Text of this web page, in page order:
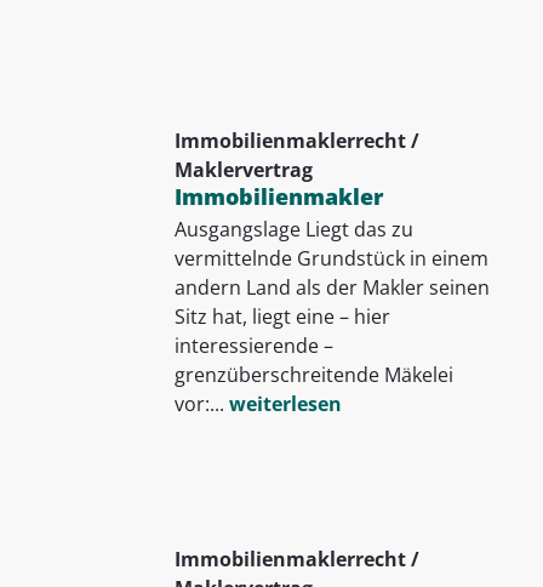
Immobilienmaklerrecht /
Maklervertrag
Immobilienmakler
Ausgangslage Liegt das zu
vermittelnde Grundstück in einem
andern Land als der Makler seinen
Sitz hat, liegt eine – hier
interessierende –
grenzüberschreitende Mäkelei
vor:... weiterlesen
Immobilienmaklerrecht /